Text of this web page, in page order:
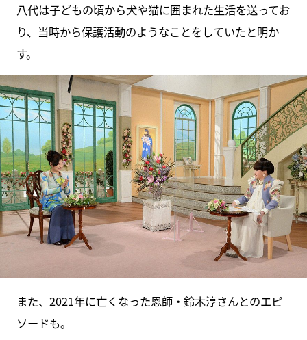
八代は子どもの頃から犬や猫に囲まれた生活を送ってお
り、当時から保護活動のようなことをしていたと明か
す。
また、2021年に亡くなった恩師・鈴木淳さんとのエピ
ソードも。